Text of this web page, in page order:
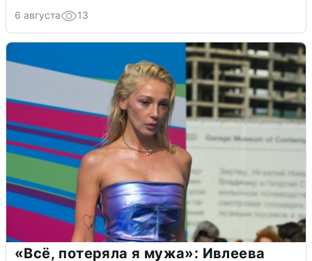
6 августа 13
«Всё, потеряла я мужа»: Ивлеева